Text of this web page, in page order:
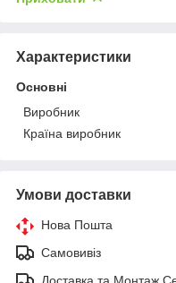
Характеристики
Основні
Виробник
Країна виробник
Умови доставки
Нова Пошта
Самовивіз
Доставка та Монтаж